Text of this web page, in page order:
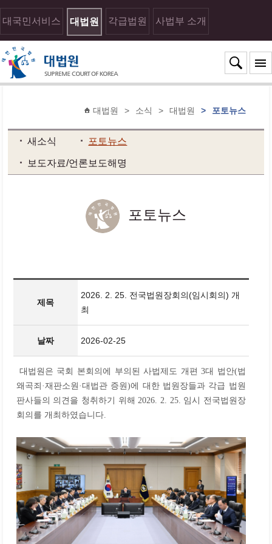
대국민서비스 대법원 각급법원 사법부 소개
대법원 > 소식 > 대법원 > 포토뉴스
새소식 포토뉴스
보도자료/언론보도해명
포토뉴스
제목
2026. 2. 25. 전국법원장회의(임시회의) 개
최
날짜 2026-02-25
대법원은 국회 본회의에 부의된 사법제도 개편 3대 법안(법
왜곡죄·재판소원·대법관 증원)에 대한 법원장들과 각급 법원
판사들의 의견을 청취하기 위해 2026. 2. 25. 임시 전국법원장
회의를 개최하였습니다.